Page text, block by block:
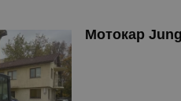
Мотокар